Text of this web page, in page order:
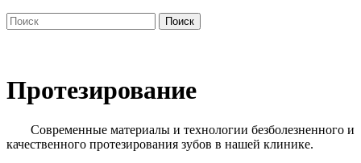
Search
for:
Протезирование
Современные материалы и технологии безболезненного и
качественного протезирования зубов в нашей клинике.